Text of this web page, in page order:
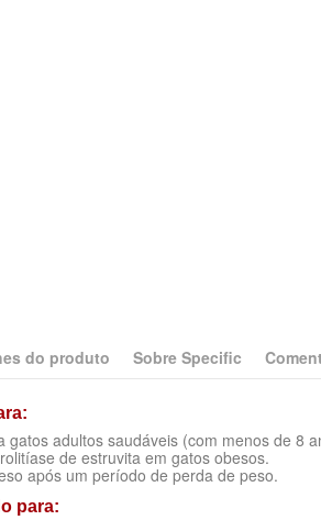
do produto Sobre Specific
gatos adultos saudáveis ​​(com menos de 8
de estruvita em gatos obesos.
após um período de perda de peso.
para: